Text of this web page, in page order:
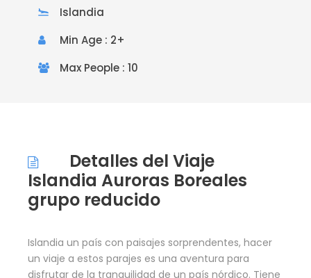
Islandia
Min Age : 2+
Max People : 10
Detalles del Viaje
Islandia Auroras Boreales
grupo reducido
Islandia un país con paisajes sorprendentes, hacer
un viaje a estos parajes es una aventura para
disfrutar de la tranquilidad de un país nórdico. Tiene